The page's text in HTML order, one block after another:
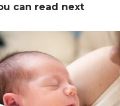
can read next